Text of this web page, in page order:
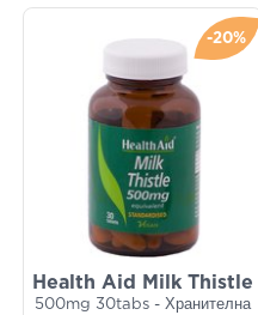
-20%
Health Aid Milk Thistle
500mg 30tabs - Хранителна